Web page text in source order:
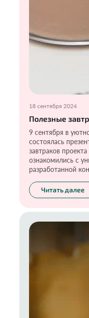
18 сентября 2024
Полезные
9 сентября в
состоялась
завтраков
ознакомились с
разработанной
получили
партнеров акции
Читать далее